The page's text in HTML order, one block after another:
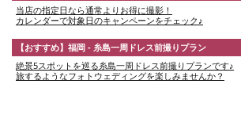
当店の指定日なら通常よりお得に撮影！
カレンダーで対象日のキャンペーンをチェック♪
【おすすめ】福岡 - 糸島一周ドレス前撮りプラン
絶景5スポットを巡る糸島一周ドレス前撮りプランです♪
旅するようなフォトウェディングを楽しみませんか？